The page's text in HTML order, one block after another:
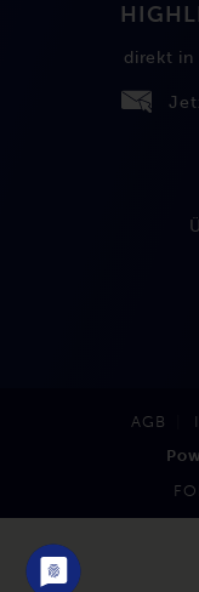
direkt in
AGB